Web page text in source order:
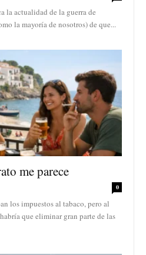
la actualidad de la guerra de
la mayoría de nosotros) de que...
me parece
0
los impuestos al tabaco, pero al
que eliminar gran parte de las